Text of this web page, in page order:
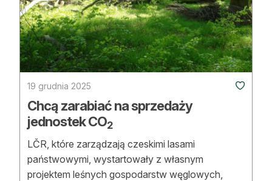
Strefa eksperta
Auto do lasu
Dla drwala
Leśnik na zakupach
Z zagranicy
Edukacja
Lasy prywatne
19 grudnia 2025
Chcą zarabiać na sprzedaży
jednostek CO2
LČR, które zarządzają czeskimi lasami
państwowymi, wystartowały z własnym
projektem leśnych gospodarstw węglowych,